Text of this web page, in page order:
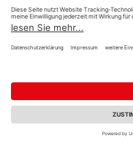
Impressum AGB
Reservierungsbedingungen